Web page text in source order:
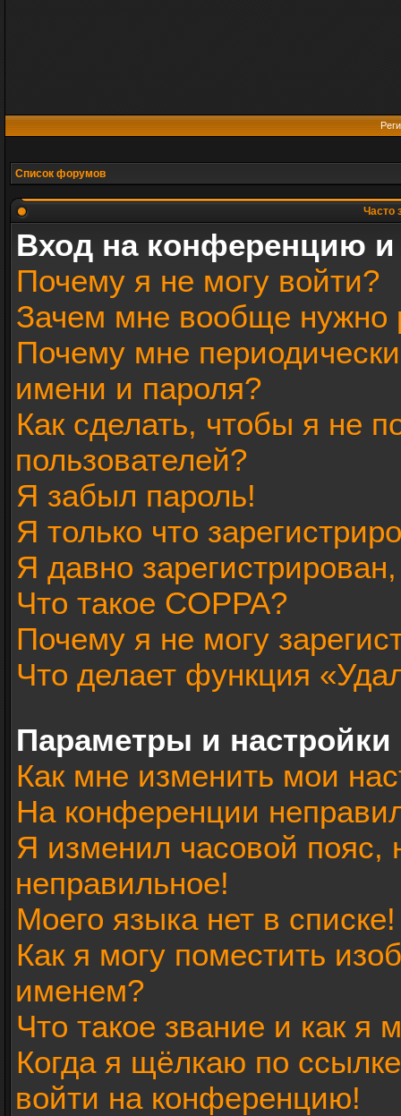
Список форумов
Часто
Вход на конференцию и
Почему я не могу войти?
Зачем мне вообще нужно
Почему мне
имени и пароля?
Как сделать, чтобы я не
пользователей?
Я забыл пароль!
Я только что
Я давно
Что такое COPPA?
Почему я не могу
Что делает функция
Параметры и настройки
Как мне изменить мои
На конференции
Я изменил часовой пояс,
неправильное!
Моего языка нет в списке!
Как я могу поместить
именем?
Что такое звание и как я
Когда я щёлкаю по
войти на конференцию!